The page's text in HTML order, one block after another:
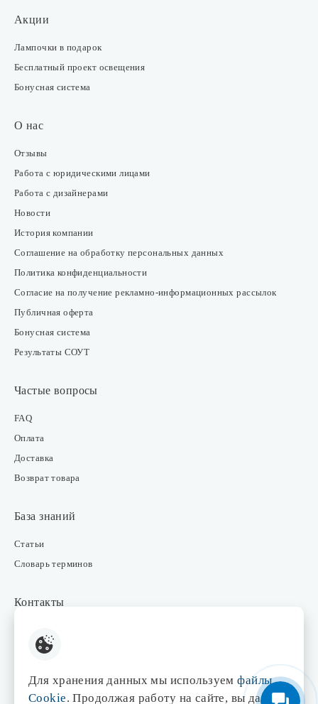
Акции
Лампочки в подарок
Бесплатный проект освещения
Бонусная система
О нас
Отзывы
Работа с юридическими лицами
Работа с дизайнерами
Новости
История компании
Соглашение на обработку персональных данных
Политика конфиденциальности
Согласие на получение рекламно-информационных рассылок
Публичная оферта
Бонусная система
Результаты СОУТ
Частые вопросы
FAQ
Оплата
Доставка
Возврат товара
База знаний
Статьи
Словарь терминов
Контакты
Интернет-магазин
Отдел маркетинга
Для хранения данных мы используемфайлы
Cookie. Продолжая работу на сайте, вы даете